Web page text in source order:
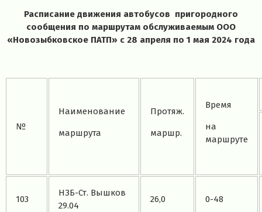
Расписание движения автобусов пригородного
сообщения по маршрутам обслуживаемым ООО
«Новозыбковское ПАТП» с 28 апреля по 1 мая 2024 года
№
Наименование
маршрута
Протяж.
маршр.
Время
на
маршруте
103
НЗБ-Ст. Вышков
29.04
26,0 0-48